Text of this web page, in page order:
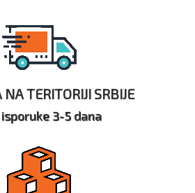
NA TERITORIJI SRBIJE
isporuke 3-5 dana